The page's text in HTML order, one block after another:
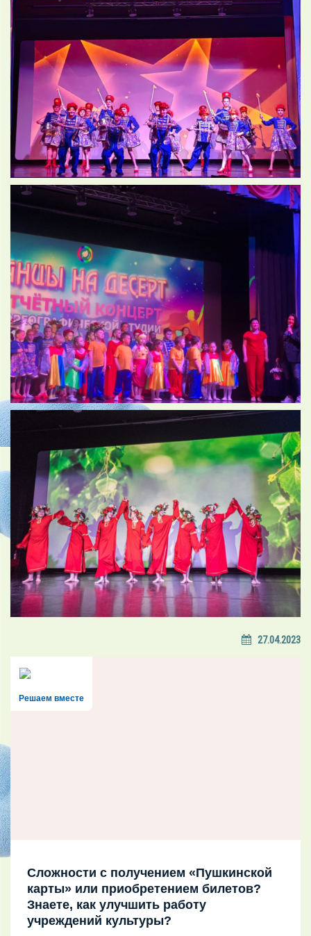
27.04.2023
Решаем вместе
Сложности с получением «Пушкинской
карты» или приобретением билетов?
Знаете, как улучшить работу
учреждений культуры?